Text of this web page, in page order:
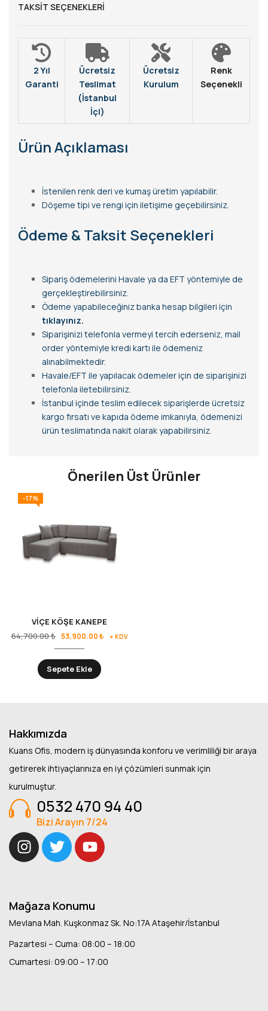
TAKSIT SEÇENEKLERI
2 Yıl
Garanti
Ücretsiz
Teslimat
(İstanbul
İçi)
Ücretsiz
Kurulum
Renk
Seçenekli
Ürün Açıklaması
İstenilen renk deri ve kumaş üretim yapılabilir.
Döşeme tipi ve rengi için iletişime geçebilirsiniz.
Ödeme & Taksit Seçenekleri
Sipariş ödemelerini Havale ya da EFT yöntemiyle de
gerçekleştirebilirsiniz.
Ödeme yapabileceğiniz banka hesap bilgileri için
tıklayınız.
Siparişinizi telefonla vermeyi tercih ederseniz, mail
order yöntemiyle kredi kartı ile ödemeniz
alınabilmektedir.
Havale/EFT ile yapılacak ödemeler için de siparişinizi
telefonla iletebilirsiniz.
İstanbul içinde teslim edilecek siparişlerde ücretsiz
kargo fırsatı ve kapıda ödeme imkanıyla, ödemenizi
ürün teslimatında nakit olarak yapabilirsiniz.
Önerilen Üst Ürünler
-17%
VİÇE KÖŞE KANEPE
64,700.00₺ 53,900.00₺ + KDV
Sepete Ekle
Hakkımızda
Kuans Ofis, modern iş dünyasında konforu ve verimliliği bir araya
getirerek ihtiyaçlarınıza en iyi çözümleri sunmak için
kurulmuştur.
0532 470 94 40
Bizi Arayın 7/24
Mağaza Konumu
Mevlana Mah. Kuşkonmaz Sk. No:17A Ataşehir/İstanbul
Pazartesi – Cuma: 08:00 – 18:00
Cumartesi: 09:00 – 17:00